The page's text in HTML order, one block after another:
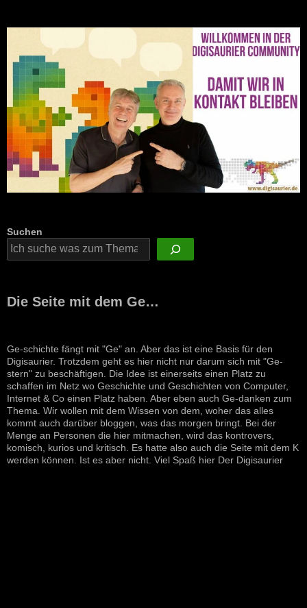
Suchen
Die Seite mit dem Ge…
Ge-schichte fängt mit "Ge" an. Aber das ist eine Basis für den
Digisaurier. Trotzdem geht es hier nicht nur darum sich mit "Ge-
stern" zu beschäftigen. Die Idee ist einerseits einen Platz zu
schaffen im Netz wo Geschichte und Geschichten von Computer,
Internet & Co einen Platz haben. Aber eben auch Ge-danken zum
Thema. Wir wollen mit dem Wissen von dem, woher das alles
kommt auch darüber bloggen, was das morgen bringt. Bei der
Menge an Personen die hier mitmachen, wird das kontrovers,
komisch, kurios und kritisch. Es hatte also auch die Seite mit dem K
werden können. Ist es aber nicht. Viel Spaß hier Der Digisaurier